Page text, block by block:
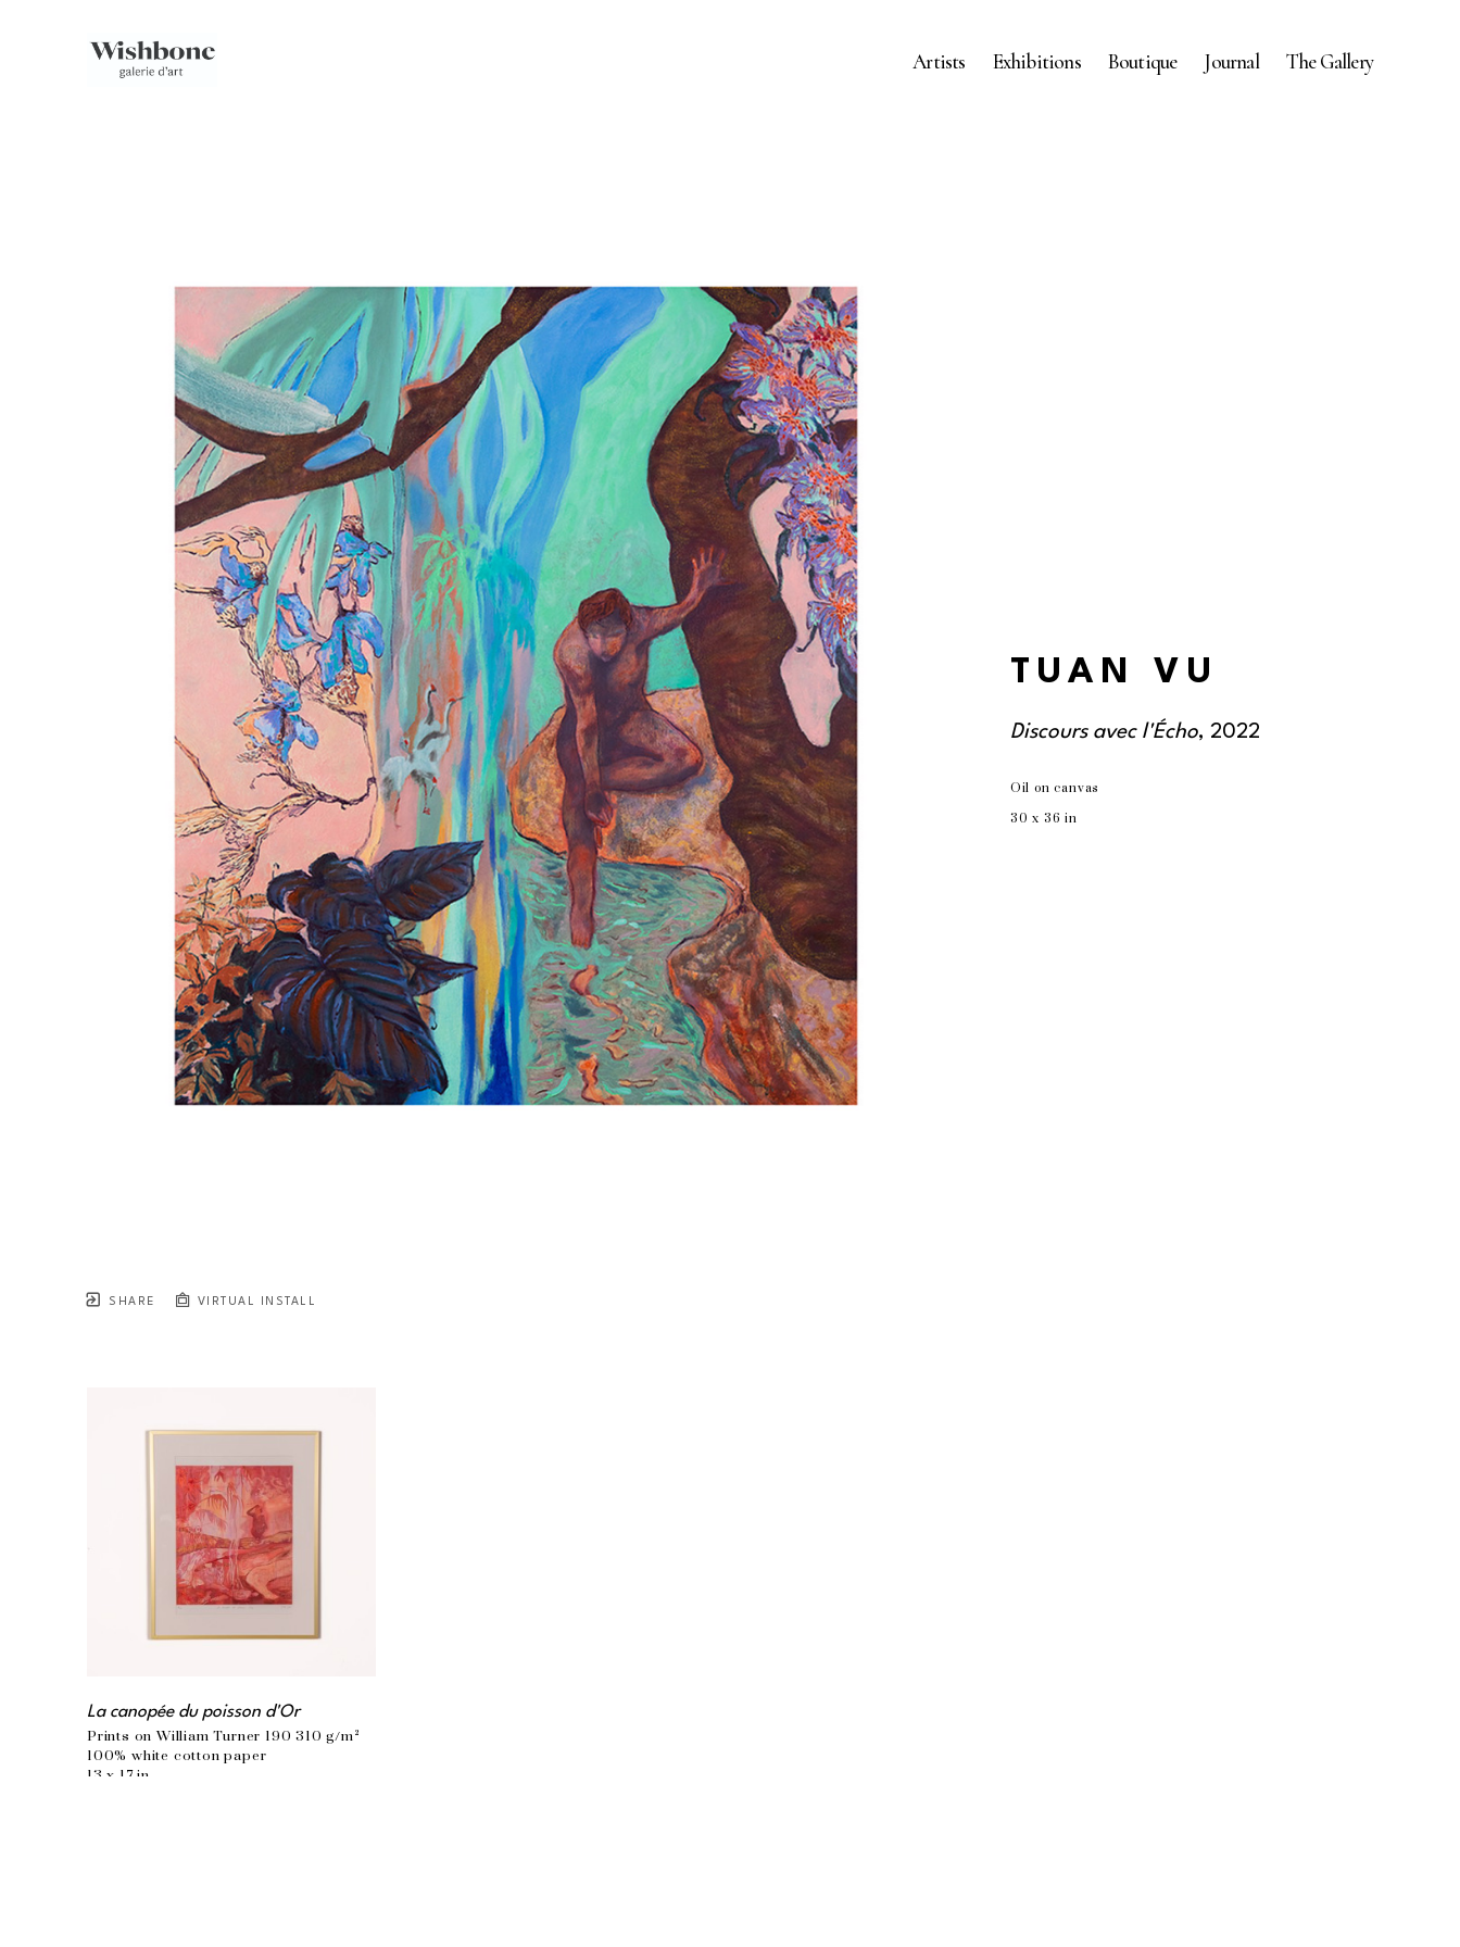
Artists Exhibitions Boutique Journal The Gallery
SHARE VIRTUAL INSTALL
TUAN VU
Discours avec l'Écho, 2022
Oil on canvas
30 x 36 in
La canopée du poisson d'Or
Prints on William Turner 190 310 g/m²
100% white cotton paper
13 x 17 in